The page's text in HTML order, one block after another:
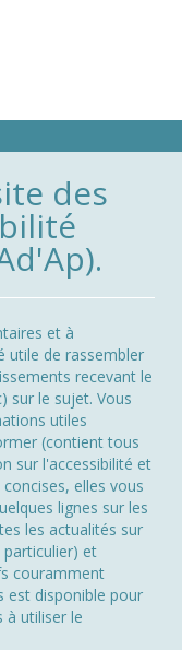
contenu principal
des
et à
utile de rassembler
recevant le
sur le sujet. Vous
utiles
(contient tous
sur l'accessibilité et
elles vous
lignes sur les
les actualités sur
particulier) et
couramment
est disponible pour
à utiliser le